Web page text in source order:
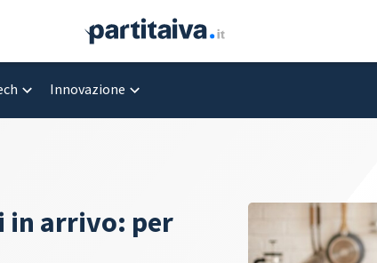
Innovazione
in arrivo: per